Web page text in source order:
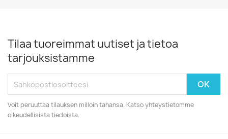
Tilaa tuoreimmat uutiset ja tietoa
tarjouksistamme
Voit peruuttaa tilauksen milloin tahansa. Katso yhteystietomme
oikeudellisista tiedoista.